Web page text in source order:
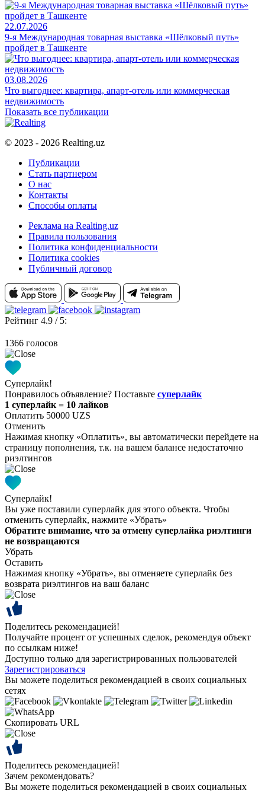
22.07.2026
9-я Международная товарная выставка «Шёлковый путь»
пройдет в Ташкенте
03.08.2026
Что выгоднее: квартира, апарт-отель или коммерческая
недвижимость
Показать все публикации
© 2023 - 2026 Realting.uz
Публикации
Стать партнером
О нас
Контакты
Способы оплаты
Реклама на Realting.uz
Правила пользования
Политика конфиденциальности
Политика cookies
Публичный договор
Рейтинг 4.9 / 5:
1366 голосов
Суперлайк!
Понравилось объявление? Поставьте суперлайк
1 суперлайк = 10 лайков
Оплатить 50000 UZS
Отменить
Нажимая кнопку «Оплатить», вы автоматически перейдете на
страницу пополнения, т.к. на вашем балансе недостаточно
риэлтингов
Суперлайк!
Вы уже поставили суперлайк для этого объекта. Чтобы
отменить суперлайк, нажмите «Убрать»
Обратите внимание, что за отмену суперлайка риэлтинги
не возвращаются
Убрать
Оставить
Нажимая кнопку «Убрать», вы отменяете суперлайк без
возврата риэлтингов на ваш баланс
Поделитесь рекомендацией!
Получайте процент от успешных сделок, рекомендуя объект
по ссылкам ниже!
Доступно только для зарегистрированных пользователей
Зарегистрироваться
Вы можете поделиться рекомендацией в своих социальных
сетях
Скопировать URL
Поделитесь рекомендацией!
Зачем рекомендовать?
Вы можете поделиться рекомендацией в своих социальных